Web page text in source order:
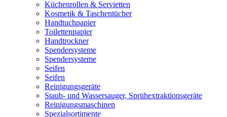
Küchenrollen & Servietten
Kosmetik & Taschentücher
Handtuchpapier
Toilettenpapier
Handtrockner
Spendersysteme
Spendersysteme
Seifen
Seifen
Reinigungsgeräte
Staub- und Wassersauger, Sprühextraktionsgeräte
Reinigungsmaschinen
Spezialsortimente